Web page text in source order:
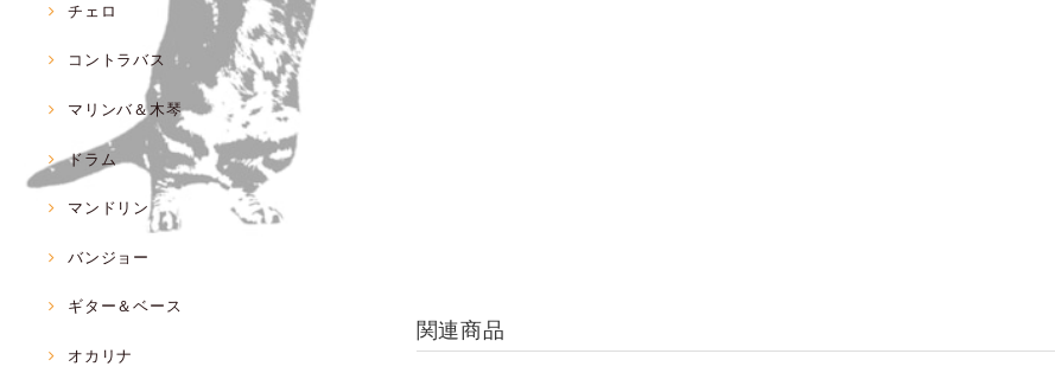
チェロ
コントラバス
マリンバ＆木琴
ドラム
マンドリン
バンジョー
ギター＆ベース
オカリナ
関連商品